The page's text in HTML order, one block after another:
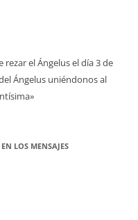
el Ángelus el día 3 de
Ángelus uniéndonos al
LOS MENSAJES